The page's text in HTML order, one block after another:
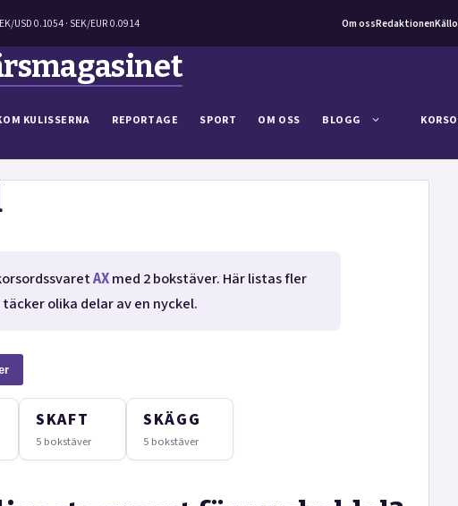
USD 0.1054 · SEK/EUR 0.0914 Om ossRedaktionen
KULISSERNA REPORTAGE SPORT OM OSS BLOGG
AXmed 2 bokstäver. Här listas fler
olika delar av en nyckel.
SKAFT
5 bokstäver
SKÄGG
5 bokstäver